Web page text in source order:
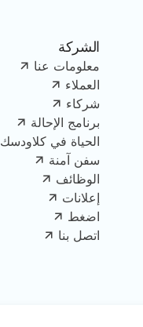
الشركة
معلومات عنا
العملاء
شركاء
برنامج الإحالة
الحياة في كلاودسك
سفن آمنة
الوظائف
إعلانات
اضغط
اتصل بنا